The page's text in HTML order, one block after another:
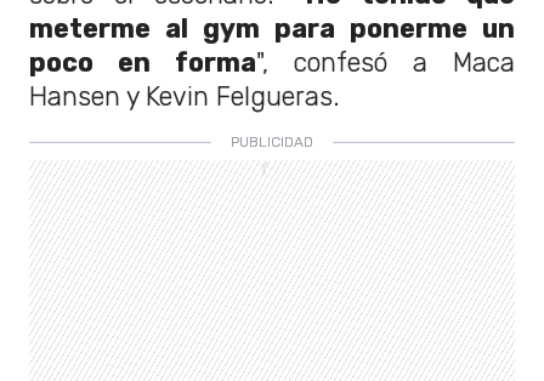
meterme al gym para ponerme un
poco en forma", confesó a Maca
Hansen y Kevin Felgueras.